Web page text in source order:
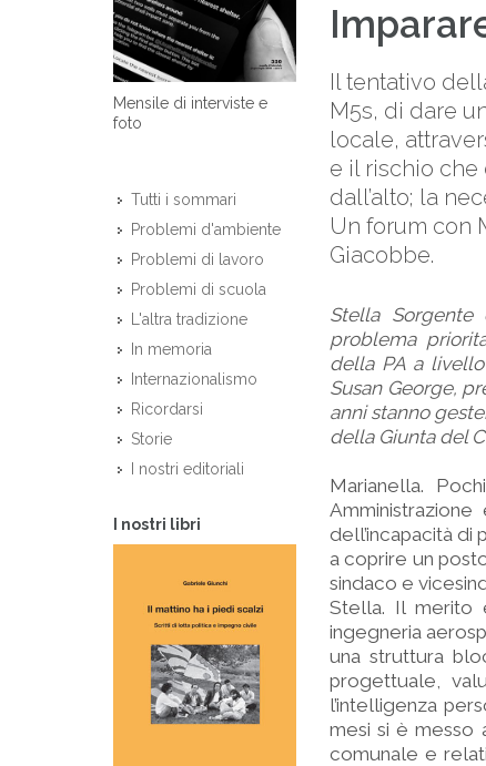
Mensile di interviste e
foto
Tutti i sommari
Problemi d'ambiente
Problemi di lavoro
Problemi di scuola
L'altra tradizione
In memoria
Internazionalismo
Ricordarsi
Storie
I nostri editoriali
I nostri libri
Il tentativo
M5s, di dare
locale,
e il rischio
dall’alto; la
Un forum con
Giacobbe.
Stella
problema
della PA a
Susan George,
anni stanno
della Giunta del
Marianella.
dell’incapacità di
a coprire un
sindaco e
Stella. Il merito
ingegneria
una struttura
progettuale,
l’intelligenza
mesi si è messo
comunale e